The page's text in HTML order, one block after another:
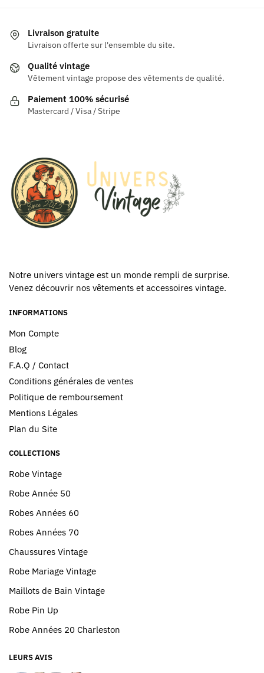
variations.
Les
peuvent
choisies
produit
peuvent
être
Livraison gratuite
Livraison offerte sur l'ensemble du site.
Qualité vintage
Vêtement vintage propose des vêtements de qualité.
Paiement 100% sécurisé
Mastercard / Visa / Stripe
Notre univers vintage est un monde rempli de surprise.
Venez découvrir nos vêtements et accessoires vintage.
INFORMATIONS
Mon Compte
Blog
F.A.Q / Contact
Conditions générales de ventes
Politique de remboursement
Mentions Légales
Plan du Site
COLLECTIONS
Robe Vintage
Robe Année 50
Robes Années 60
Robes Années 70
Chaussures Vintage
Robe Mariage Vintage
Maillots de Bain Vintage
Robe Pin Up
Robe Années 20 Charleston
LEURS AVIS